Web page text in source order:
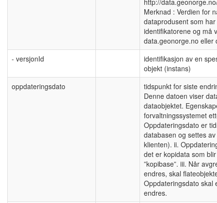
Merknad : Verdien for
dataprodusent som
identifikatorene og må
data.geonorge.no eller
- versjonId
identifikasjon av en
objekt (instans)
oppdateringsdato
tidspunkt for siste
Denne datoen viser
dataobjektet.
forvaltningssystemet
Oppdateringsdato er
databasen og settes
klienten). ii.
det er kopidata som
”kopibase”. iii. Når
endres, skal
Oppdateringsdato skal
endres.